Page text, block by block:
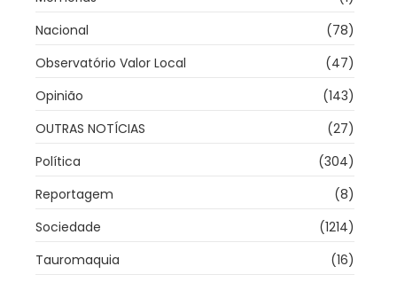
Nacional
(78)
Observatório Valor Local
(47)
Opinião
(143)
OUTRAS NOTÍCIAS
(27)
Política
(304)
Reportagem
(8)
Sociedade
(1214)
Tauromaquia
(16)